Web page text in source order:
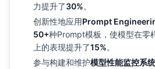
力提升了30%。
创新性地应用Prompt
50+种Prompt模板，使模型在零
上的表现提升了15%。
参与构建和维护模型性能监控系统